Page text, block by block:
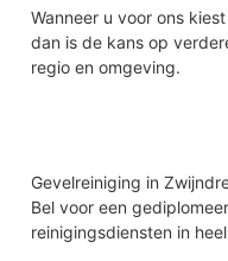
Slagveld
Veerplein -
Drinkwaterbedrijf
Europesebuurt
Staatsliedenbuurt-Zuid
Oud- en
Winkelcentrum Walburg
Wanneer u voor ons
dan is de kans op
regio en omgeving.
Gevelreiniging in
Bel voor een
reinigingsdiensten in